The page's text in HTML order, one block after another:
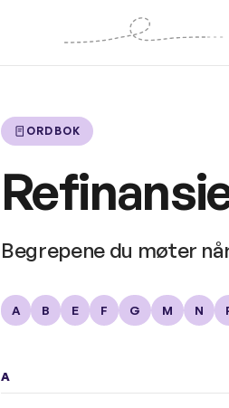
ORDBOK
Begrepene du møter
A B E F G M N
A